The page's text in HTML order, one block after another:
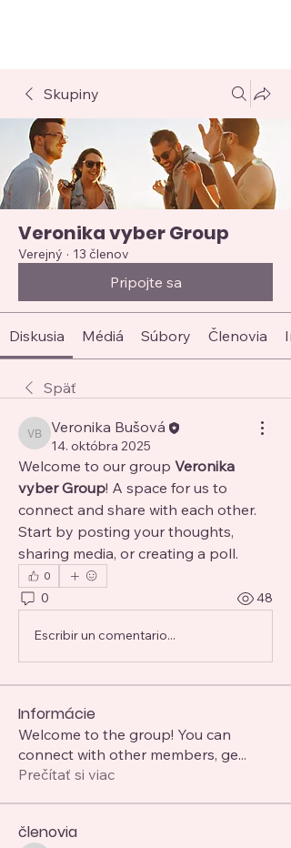
VERONIKA
Skupiny
Veronika vyber Group
Verejný · 13 členov
Pripojte sa
Diskusia Médiá Súbory Členovia
Späť
Veronika Bušová
Veronika Bušová
14. októbra 2025
Welcome to our group Veronika
vyber Group! A space for us to
connect and share with each other.
Start by posting your thoughts,
sharing media, or creating a poll.
0
0 48
Escribir un comentario...
Informácie
Welcome to the group! You can
connect with other members, ge...
Prečítať si viac
členovia